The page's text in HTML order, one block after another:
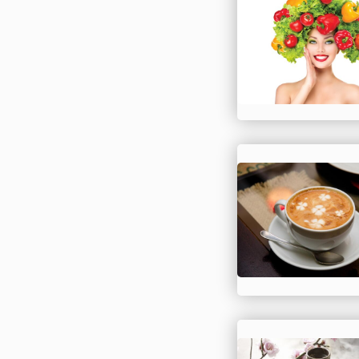
праздник.
этого дня вызвано
исторической
необходимостью.
Президент
Азербайджанской
Республики Гейдар
17 июля 1998 года
проведении 1
праздника
прокуратуры
Азербайджанской
Республики
на том, чт...